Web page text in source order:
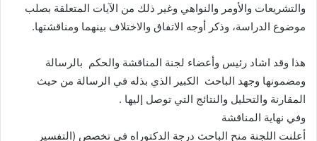
والتشريعات والأومر والنواهي وغير ذلك من الآيات المتعلقة بصلب
موضوع الدراسة، وذكر أوجه الاتفاق والاختلاف بينهما ومناقشتها.
هذا وقد اشاد رئيس وأعضاء لجنة المناقشة والحكم بالرسالة
ومضمونها وجهد الباحث الكبير الذي بذله في الرسالة من حيث
المقارنة والتحليل والنتائج التي توصل إليها .
وفي نهاية المناقشة
أعلنت اللجنة منح الباحث درجة الدكتوراه في تخصص (التفسير